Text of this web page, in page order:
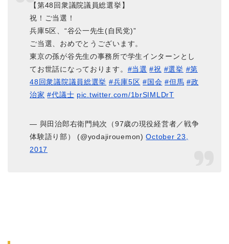
【第48回衆議院議員総選挙】
祝！ご当選！
兵庫5区、“谷公一先生(自民党)”
ご当選、おめでとうございます。
東京の孫が谷先生の事務所で学生インターンとし
てお世話になっております。 #当選 #祝 #選挙 #第
48回衆議院議員総選挙 #兵庫5区 #国会 #但馬 #政
治家 #代議士 pic.twitter.com/1brSIMLDrT
— 與田治郎右衛門純次（97歳の現役経営者／戦争
体験語り部） (@yodajirouemon)October 23,
2017